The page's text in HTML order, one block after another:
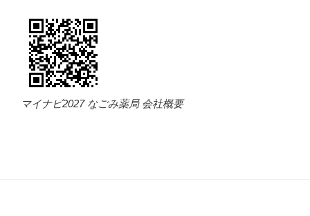
マイナビ2027 なごみ薬局 会社概要